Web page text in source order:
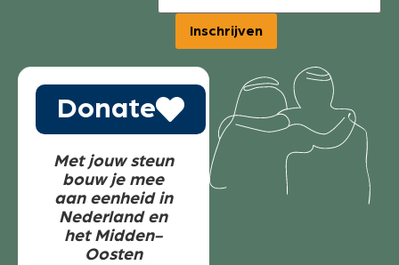
Inschrijven
Donate
Met jouw steun
bouw je mee
aan eenheid in
Nederland en
het Midden-
Oosten